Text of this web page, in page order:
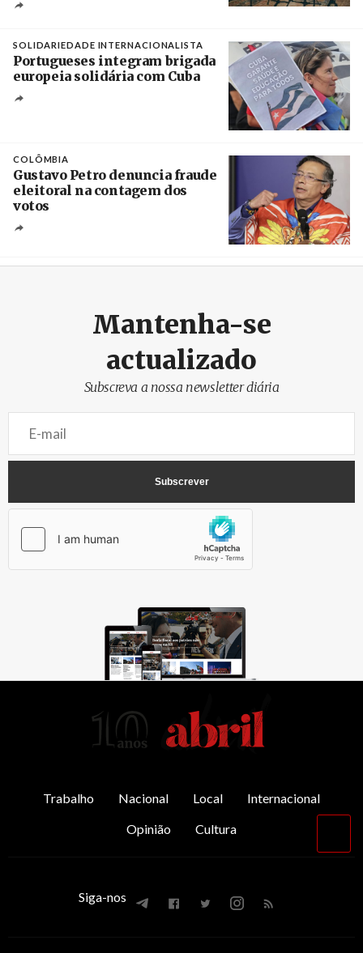
SOLIDARIEDADE INTERNACIONALISTA
Portugueses integram brigada
europeia solidária com Cuba
COLÔMBIA
Gustavo Petro denuncia fraude
eleitoral na contagem dos
votos
Mantenha-se
actualizado
Subscreva a nossa newsletter diária
Trabalho Nacional Local
Internacional
Opinião
Cultura
Siga-nos